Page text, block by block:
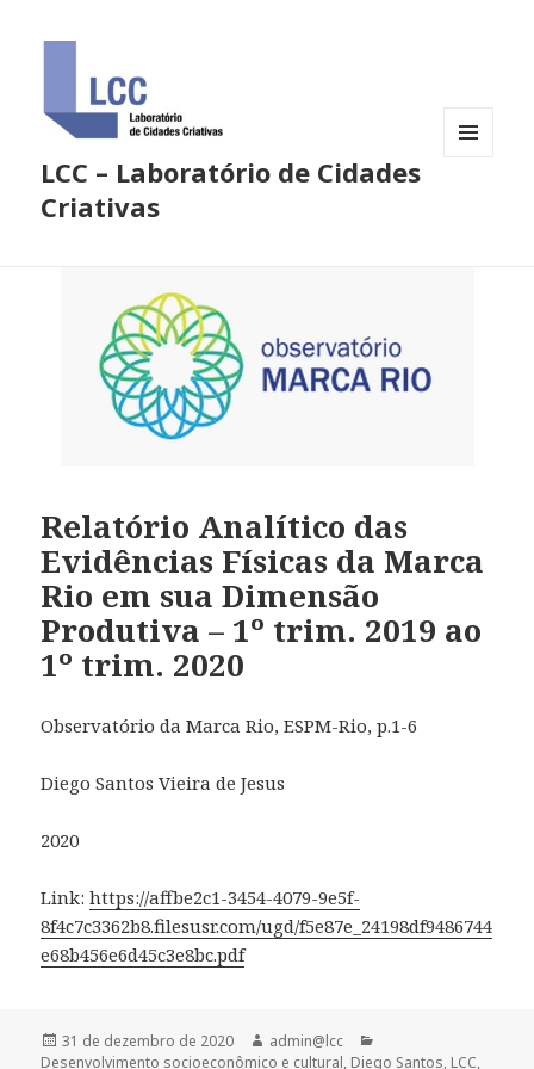
LCC – Laboratório de Cidades
Criativas
Relatório Analítico das
Evidências Físicas da Marca
Rio em sua Dimensão
Produtiva – 1º trim. 2019 ao
1º trim. 2020
Observatório da Marca Rio, ESPM-Rio, p.1-6
Diego Santos Vieira de Jesus
2020
Link:https://affbe2c1-3454-4079-9e5f-
8f4c7c3362b8.filesusr.com/ugd/f5e87e_24198df9486744
e68b456e6d45c3e8bc.pdf
Publicado
em
31 de dezembro de 2020 Autor
admin@lcc
Desenvolvimento socioeconômico e cultural, Diego Santos, LCC,